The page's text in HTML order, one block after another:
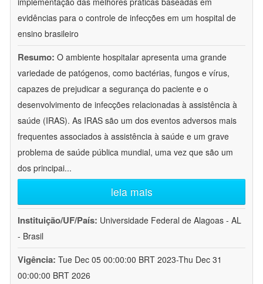
evidências para o controle de infecções em um hospital de
ensino brasileiro
Resumo: O ambiente hospitalar apresenta uma grande
variedade de patógenos, como bactérias, fungos e vírus,
capazes de prejudicar a segurança do paciente e o
desenvolvimento de infecções relacionadas à assistência à
saúde (IRAS). As IRAS são um dos eventos adversos mais
frequentes associados à assistência à saúde e um grave
problema de saúde pública mundial, uma vez que são um
dos principai...
leia mais
Instituição/UF/País: Universidade Federal de Alagoas - AL
- Brasil
Vigência: Tue Dec 05 00:00:00 BRT 2023-Thu Dec 31
00:00:00 BRT 2026